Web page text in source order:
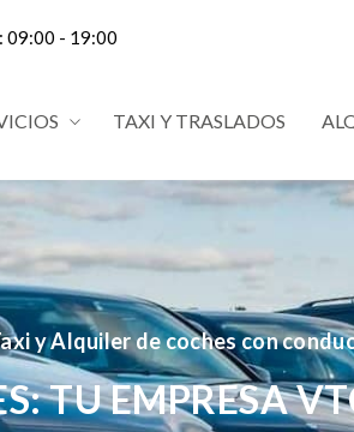
09:00 - 19:00
TAXI Y TRASLADOS
y Alquiler de coches con
TU EMPRESA